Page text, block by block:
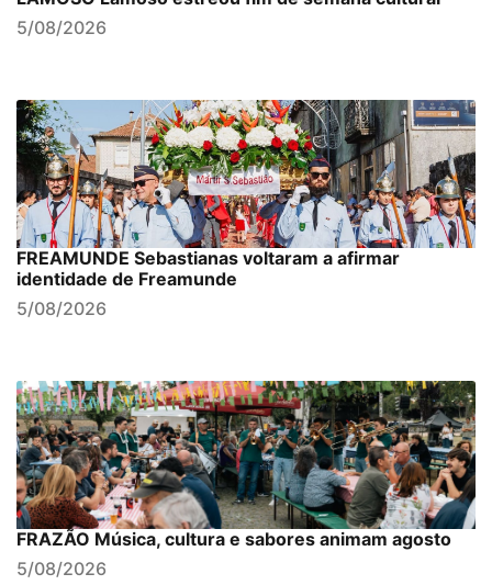
5/08/2026
FREAMUNDE Sebastianas voltaram a afirmar
identidade de Freamunde
5/08/2026
FRAZÃO Música, cultura e sabores animam agosto
5/08/2026